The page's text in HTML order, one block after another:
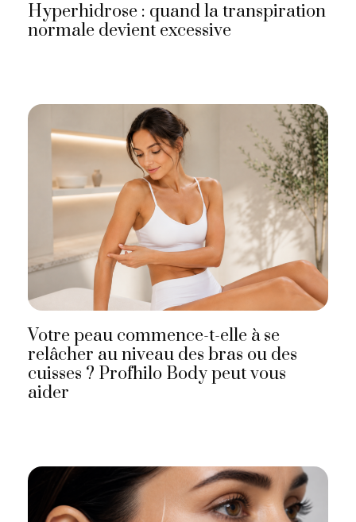
Hyperhidrose : quand la transpiration
normale devient excessive
Votre peau commence-t-elle à se
relâcher au niveau des bras ou des
cuisses ? Profhilo Body peut vous
aider